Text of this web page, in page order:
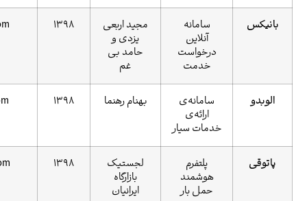
سامانه
مجید اربعی
یزدی و
حامد بی
غم
1398
mybanix.com
سامانه‌ی
بهنام رهنما 1398
alobodo.com
پلتفرم
لجستیک
بازارگاه
ایرانیان
1398
patoughi.com